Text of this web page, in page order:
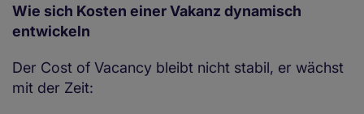
Wie sich Kosten einer Vakanz dynamisch
entwickeln
Der Cost of Vacancy bleibt nicht stabil, er wächst
mit der Zeit: